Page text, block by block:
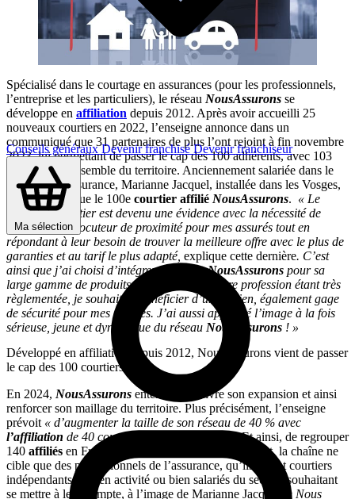
Conseils générauxDevenir franchiséDevenir franchiseur
Ma sélection
Spécialisé dans le courtage en assurances (pour les professionnels,
l’entreprise et les particuliers), le réseau NousAssurons se
développe en affiliation depuis 2012. Après avoir accueilli 25
nouveaux courtiers en 2022, l’enseigne annonce dans un
communiqué que 31 partenaires de plus l’ont rejoint à fin novembre
2023, lui permettant de passer le cap des 100 adhérents, avec 103
affiliés
sur l’ensemble du territoire. Anciennement salariée dans le
secteur de l’assurance, Marianne Jacquel, installée dans les Vosges,
est ainsi devenue le 100e courtier affilié NousAssurons. « Le
métier de courtier est devenu une évidence avec la nécessité de
rester un interlocuteur de proximité pour mes assurés tout en
répondant à leur besoin de trouver la meilleure offre avec le plus de
garanties et au tarif le plus adapté, explique cette dernière. C’est
ainsi que j’ai choisi d’intégrer le réseauNousAssurons pour sa
large gamme de produits mais aussi, car notre profession étant très
règlementée, je souhaitais bénéficier d’un soutien, également gage
de sécurité pour mes assurés. J’ai aussi apprécié l’image à la fois
sérieuse, jeune et dynamique du réseau NousAssurons ! »
Développé en affiliation depuis 2012, NousAssurons vient de passer
le cap des 100 courtiers
En 2024, NousAssurons entend poursuivre son expansion et ainsi
renforcer son maillage du territoire. Plus précisément, l’enseigne
prévoit « d’augmenter la taille de son réseau de 40 % avec
l’affiliation de 40 courtiers supplémentaires » . Et ainsi, de regrouper
140 affiliés en France fin 2024. Pour son recrutement, la chaîne ne
cible que des professionnels de l’assurance, qu’ils soient courtiers
indépendants déjà en activité ou bien salariés du secteur souhaitant
se mettre à leur compte, à l’image de Marianne Jacquel.
« Nous